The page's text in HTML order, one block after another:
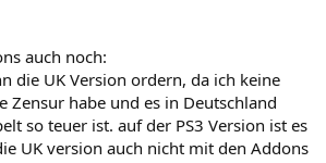
auch noch:
die UK Version ordern, da ich keine
Zensur habe und es in Deutschland
so teuer ist. auf der PS3 Version ist es
UK version auch nicht mit den Addons